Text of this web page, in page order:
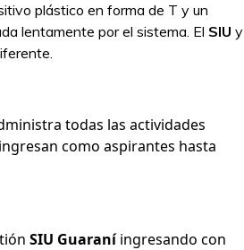
plástico en forma de T y un
lentamente por el sistema. El SIU y
todas las actividades
como aspirantes hasta
SIU Guaraníingresando con